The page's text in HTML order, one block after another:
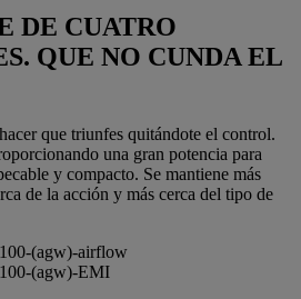
DE CUATRO
QUE NO CUNDA EL
que triunfes quitándote el control.
una gran potencia para
y compacto. Se mantiene más
de la acción y más cerca del tipo de